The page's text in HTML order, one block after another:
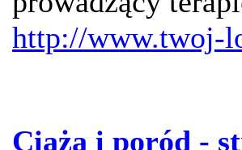
http://www.twoj-
Ciąża i poród -